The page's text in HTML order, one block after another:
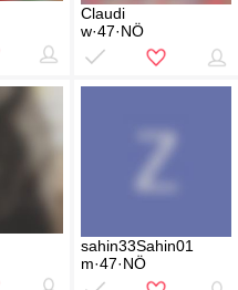
Claudi
w·47·NÖ
sahin33Sahin01
m·47·NÖ